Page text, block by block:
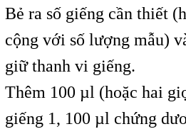
Bẻ ra số giếng cần thiết
cộng với số lượng mẫu)
giữ thanh vi giếng.
Thêm 100 µl (hoặc hai
giếng 1, 100 µl chứng